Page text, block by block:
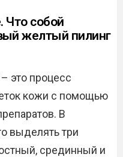
Что собой
желтый пилинг
это процесс
кожи с помощью
В
выделять три
срединный и